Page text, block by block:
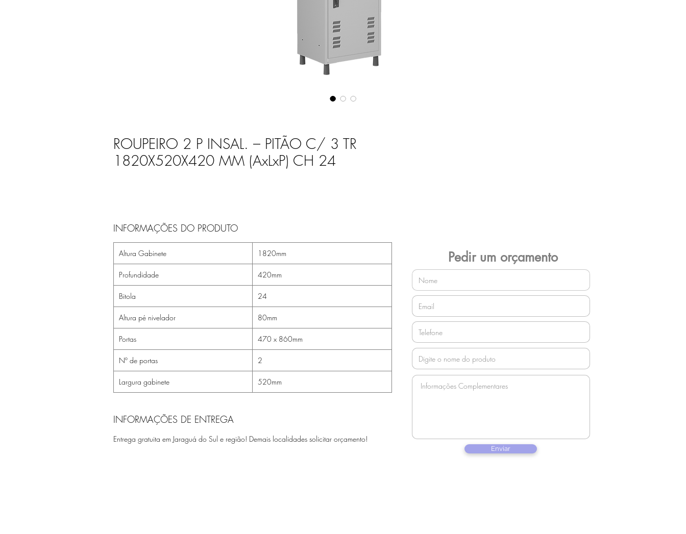
ROUPEIRO 2 P INSAL. – PITÃO C/ 3 TR
1820X520X420 MM (AxLxP) CH 24
INFORMAÇÕES DO PRODUTO
Altura Gabinete 1820mm
Profundidade 420mm
Bitola 24
Altura pé nivelador 80mm
Portas 470 x 860mm
Nº de portas 2
Largura gabinete 520mm
INFORMAÇÕES DE ENTREGA
Entrega gratuita em Jaraguá do Sul e região! Demais localidades solicitar orçamento!
Pedir um orçamento
Enviar